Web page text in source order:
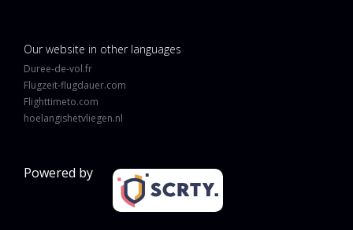
Our website in other languages
Duree-de-vol.fr
Flugzeit-flugdauer.com
Flighttimeto.com
hoelangishetvliegen.nl
Powered by